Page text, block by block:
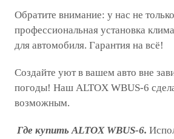
Обратите внимание: у нас не
профессиональная установка
для автомобиля. Гарантия на всё!
Создайте уют в вашем авто вне
погоды! Наш ALTOX WBUS-6
возможным.
Где купить ALTOX WBUS-6.